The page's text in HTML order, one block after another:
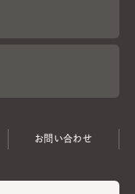
お問い合わせ